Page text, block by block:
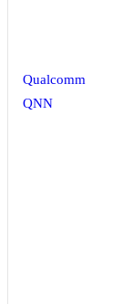
Qualcomm
QNN